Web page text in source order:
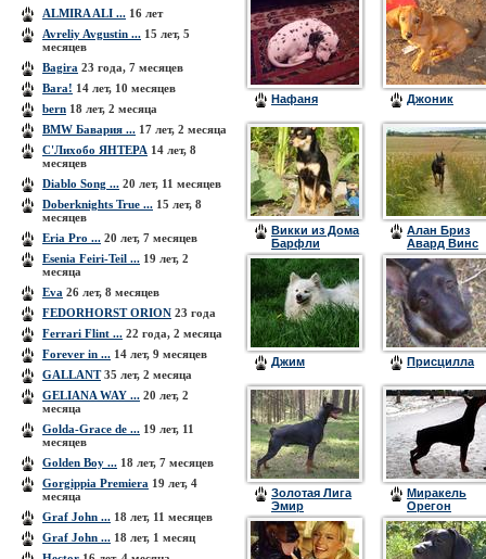
ALMIRA ALI ... 16 лет
Avreliy Avgustin ... 15 лет, 5
месяцев
Bagira 23 года, 7 месяцев
Bara! 14 лет, 10 месяцев
bern 18 лет, 2 месяца
BMW Бавария ... 17 лет, 2 месяца
C'Лихобо ЯНТЕРА 14 лет, 8
месяцев
Diablo Song ... 20 лет, 11 месяцев
Doberknights True ... 15 лет, 8
месяцев
Eria Pro ... 20 лет, 7 месяцев
Esenia Feiri-Teil ... 19 лет, 2
месяца
Eva 26 лет, 8 месяцев
FEDORHORST ORION 23 года
Ferrari Flint ... 22 года, 2 месяца
Forever in ... 14 лет, 9 месяцев
GALLANT35 лет, 2 месяца
GELIANA WAY ... 20 лет, 2
месяца
Golda-Grace de ... 19 лет, 11
месяцев
Golden Boy ... 18 лет, 7 месяцев
Gorgippia Premiera 19 лет, 4
месяца
Graf John ... 18 лет, 11 месяцев
Graf John ... 18 лет, 1 месяц
Нафаня Джоник
Викки из Дома
Барфли
(Ляля)
Алан Бриз
Авард Винс
Джим Присцилла
Золотая Лига
Эмир
Миракель
Орегон
Ривал'с